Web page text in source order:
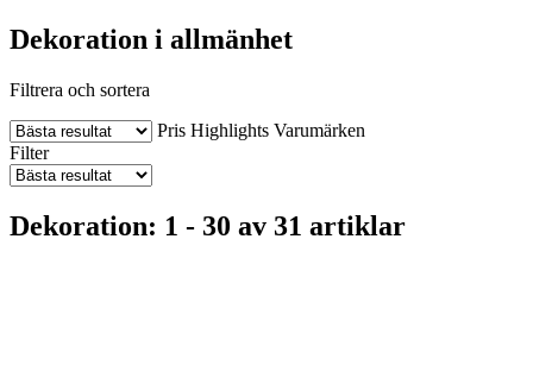
Dekoration i allmänhet
Filtrera och sortera
Pris Highlights Varumärken
Filter
Dekoration: 1 - 30 av 31 artiklar